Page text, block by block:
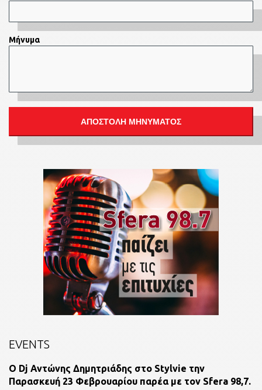
Μήνυμα
EVENTS
O Dj Αντώνης Δημητριάδης στο Stylvie την
Παρασκευή 23 Φεβρουαρίου παρέα με τον Sfera 98,7.